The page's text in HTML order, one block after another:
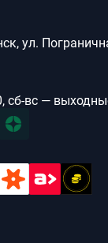
ул.
сб-вс —